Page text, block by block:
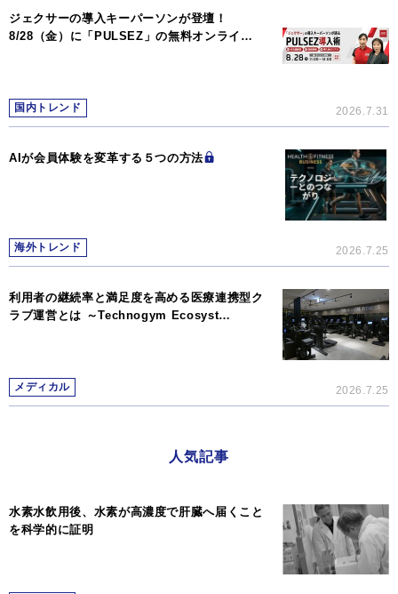
ジェクサーの導入キーパーソンが登壇！
8/28（金）に「PULSEZ」の無料オンライ…
国内トレンド 2026.7.31
AIが会員体験を変革する５つの方法
海外トレンド 2026.7.25
利用者の継続率と満足度を高める医療連携型ク
ラブ運営とは ～Technogym Ecosyst…
メディカル 2026.7.25
人気記事
水素水飲用後、水素が高濃度で肝臓へ届くこと
を科学的に証明